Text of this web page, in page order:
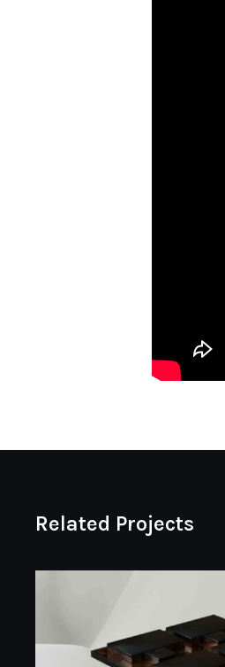
Related Projects